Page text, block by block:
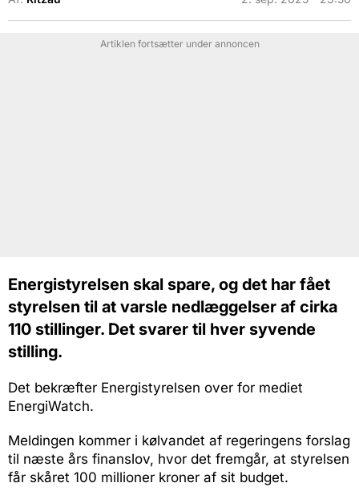
Artiklen fortsætter under annoncen
Energistyrelsen skal spare, og det har fået
styrelsen til at varsle nedlæggelser af cirka
110 stillinger. Det svarer til hver syvende
stilling.
Det bekræfter Energistyrelsen over for mediet
EnergiWatch.
Meldingen kommer i kølvandet af regeringens forslag
til næste års finanslov, hvor det fremgår, at styrelsen
får skåret 100 millioner kroner af sit budget.